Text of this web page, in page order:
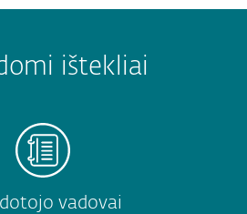
ištekliai
vadovai